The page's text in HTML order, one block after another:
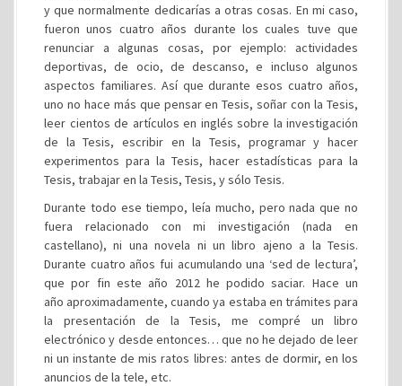
y que normalmente dedicarías a otras cosas. En mi caso,
fueron unos cuatro años durante los cuales tuve que
renunciar a algunas cosas, por ejemplo: actividades
deportivas, de ocio, de descanso, e incluso algunos
aspectos familiares. Así que durante esos cuatro años,
uno no hace más que pensar en Tesis, soñar con la Tesis,
leer cientos de artículos en inglés sobre la investigación
de la Tesis, escribir en la Tesis, programar y hacer
experimentos para la Tesis, hacer estadísticas para la
Tesis, trabajar en la Tesis, Tesis, y sólo Tesis.
Durante todo ese tiempo, leía mucho, pero nada que no
fuera relacionado con mi investigación (nada en
castellano), ni una novela ni un libro ajeno a la Tesis.
Durante cuatro años fui acumulando una ‘sed de lectura’,
que por fin este año 2012 he podido saciar. Hace un
año aproximadamente, cuando ya estaba en trámites para
la presentación de la Tesis, me compré un libro
electrónico y desde entonces… que no he dejado de leer
ni un instante de mis ratos libres: antes de dormir, en los
anuncios de la tele, etc.